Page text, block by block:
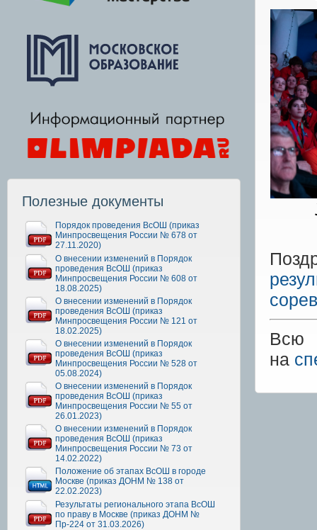
Полезные документы
Порядок проведения ВсОШ (приказ
Минпросвещения России № 678 от
27.11.2020)
О внесении изменений в Порядок
проведения ВсОШ (приказ
Минпросвещения России № 608 от
18.08.2025)
О внесении изменений в Порядок
проведения ВсОШ (приказ
Минпросвещения России № 121 от
18.02.2025)
О внесении изменений в Порядок
проведения ВсОШ (приказ
Минпросвещения России № 528 от
05.08.2024)
О внесении изменений в Порядок
проведения ВсОШ (приказ
Минпросвещения России № 55 от
26.01.2023)
О внесении изменений в Порядок
проведения ВсОШ (приказ
Минпросвещения России № 73 от
14.02.2022)
Положение об этапах ВсОШ в городе
Москве (приказ ДОНМ № 138 от
22.02.2023)
Результаты регионального этапа ВсОШ
по праву в Москве (приказ ДОНМ №
Пр-224 от 31.03.2026)
Всю
на